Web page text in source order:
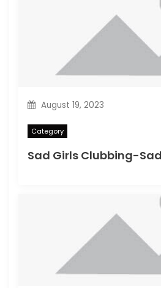
August 19, 2023
Category
Sad Girls Clubbing-